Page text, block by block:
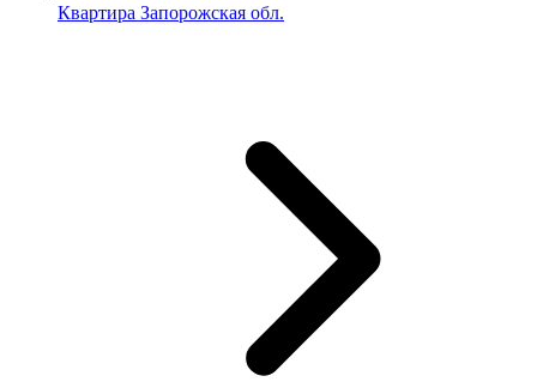
Квартира Запорожская обл.